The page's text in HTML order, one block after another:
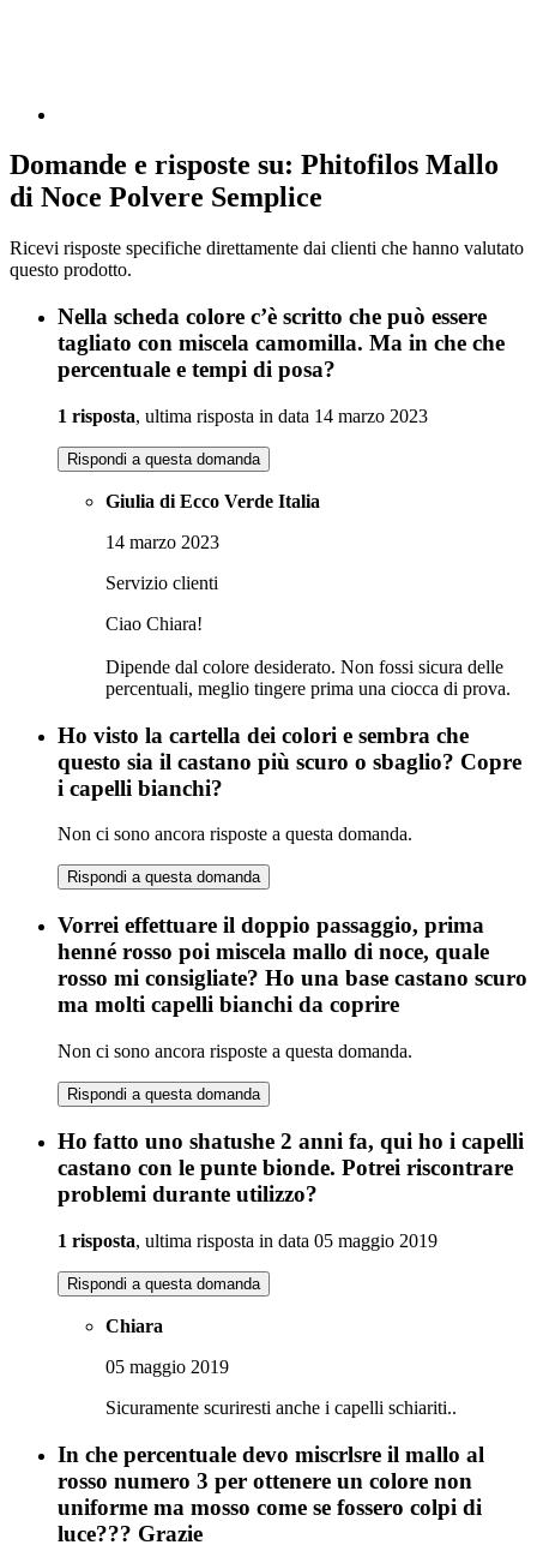
Domande e risposte su: Phitofilos Mallo
di Noce Polvere Semplice
Ricevi risposte specifiche direttamente dai clienti che hanno valutato
questo prodotto.
Nella scheda colore c’è scritto che può essere
tagliato con miscela camomilla. Ma in che che
percentuale e tempi di posa?
1 risposta, ultima risposta in data 14 marzo 2023
Rispondi a questa domanda
Giulia di Ecco Verde Italia
14 marzo 2023
Servizio clienti
Ciao Chiara!
Dipende dal colore desiderato. Non fossi sicura delle
percentuali, meglio tingere prima una ciocca di prova.
Ho visto la cartella dei colori e sembra che
questo sia il castano più scuro o sbaglio? Copre
i capelli bianchi?
Non ci sono ancora risposte a questa domanda.
Rispondi a questa domanda
Vorrei effettuare il doppio passaggio, prima
henné rosso poi miscela mallo di noce, quale
rosso mi consigliate? Ho una base castano scuro
ma molti capelli bianchi da coprire
Non ci sono ancora risposte a questa domanda.
Rispondi a questa domanda
Ho fatto uno shatushe 2 anni fa, qui ho i capelli
castano con le punte bionde. Potrei riscontrare
problemi durante utilizzo?
1 risposta, ultima risposta in data 05 maggio 2019
Rispondi a questa domanda
Chiara
05 maggio 2019
Sicuramente scuriresti anche i capelli schiariti..
In che percentuale devo miscrlsre il mallo al
rosso numero 3 per ottenere un colore non
uniforme ma mosso come se fossero colpi di
luce??? Grazie